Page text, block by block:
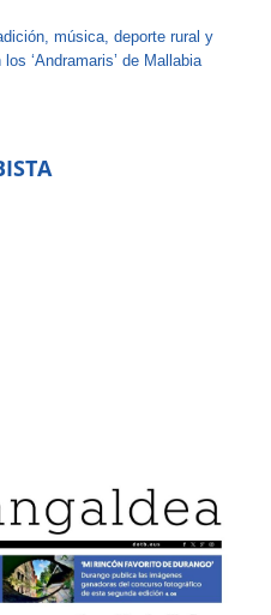
música, deporte rural y
‘Andramaris’ de Mallabia